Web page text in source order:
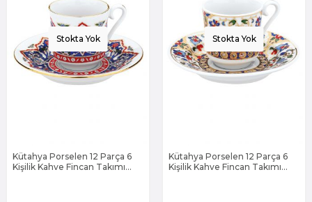
Stokta Yok
Kütahya Porselen 12 Parça 6
Kişilik Kahve Fincan Takımı
Stokta Yok
Kütahya Porselen 12 Parça 6
Kişilik Kahve Fincan Takımı